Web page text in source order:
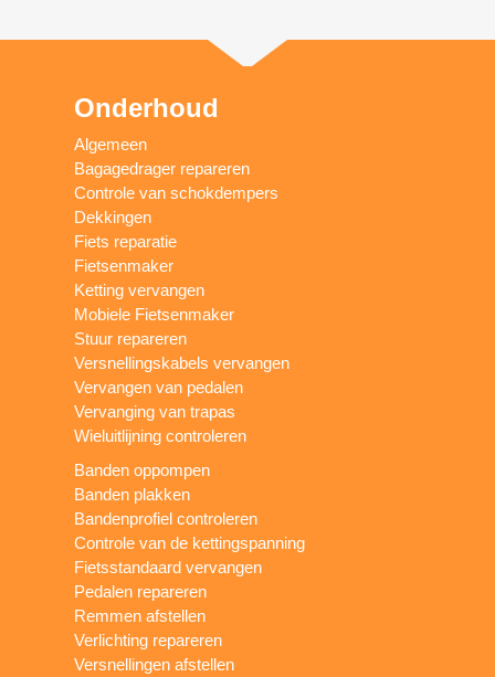
Onderhoud
Algemeen
Bagagedrager repareren
Controle van schokdempers
Dekkingen
Fiets reparatie
Fietsenmaker
Ketting vervangen
Mobiele Fietsenmaker
Stuur repareren
Versnellingskabels vervangen
Vervangen van pedalen
Vervanging van trapas
Wieluitlijning controleren
Banden oppompen
Banden plakken
Bandenprofiel controleren
Controle van de kettingspanning
Fietsstandaard vervangen
Pedalen repareren
Remmen afstellen
Verlichting repareren
Versnellingen afstellen